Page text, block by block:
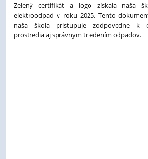
Zelený certifikát a logo získala naša
elektroodpad v roku 2025. Tento
naša škola pristupuje zodpovedne k
prostredia aj správnym triedením odpadov.